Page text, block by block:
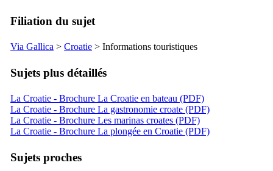
Filiation du sujet
Via Gallica > Croatie > Informations touristiques
Sujets plus détaillés
La Croatie - Brochure La Croatie en bateau (PDF)
La Croatie - Brochure La gastronomie croate (PDF)
La Croatie - Brochure Les marinas croates (PDF)
La Croatie - Brochure La plongée en Croatie (PDF)
Sujets proches